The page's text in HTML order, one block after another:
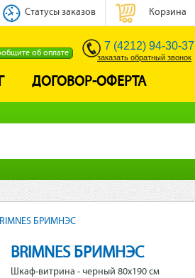
об оплате
7 (4212) 94-30-37
заказать обратный звонок
Статусы заказов Корзина
ДОГОВОР-ОФЕРТА
БРИМНЭС
BRIMNES БРИМНЭС
Шкаф-витрина - черный 80x190 см